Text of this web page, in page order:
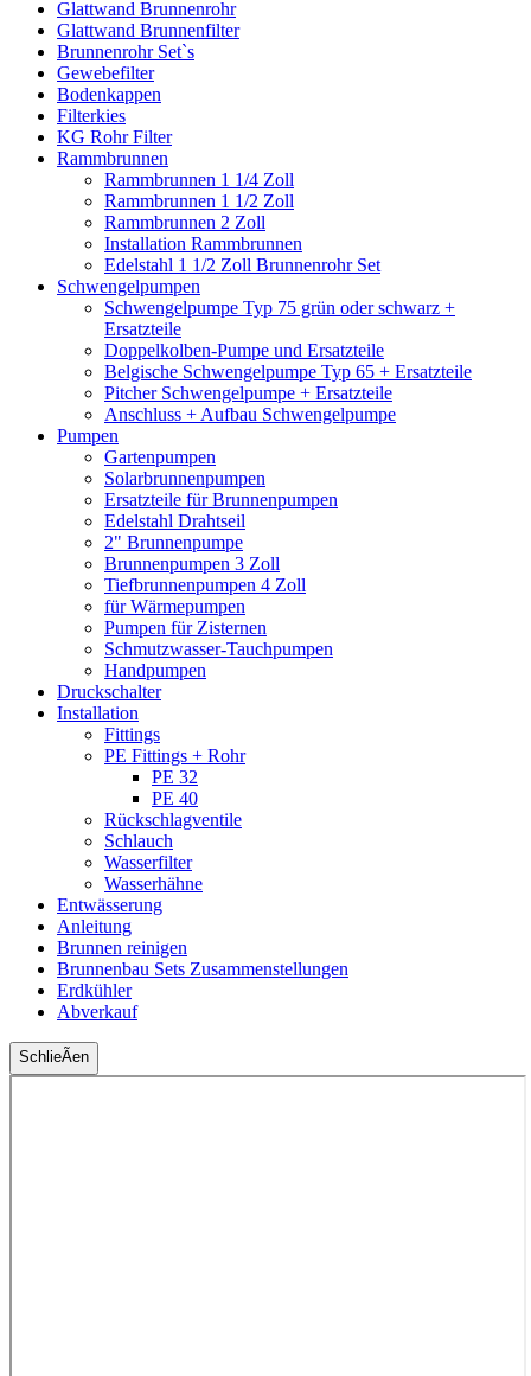
Glattwand Brunnenrohr
Glattwand Brunnenfilter
Brunnenrohr Set`s
Gewebefilter
Bodenkappen
Filterkies
KG Rohr Filter
Rammbrunnen
Rammbrunnen 1 1/4 Zoll
Rammbrunnen 1 1/2 Zoll
Rammbrunnen 2 Zoll
Installation Rammbrunnen
Edelstahl 1 1/2 Zoll Brunnenrohr Set
Schwengelpumpen
Schwengelpumpe Typ 75 grün oder schwarz +
Ersatzteile
Doppelkolben-Pumpe und Ersatzteile
Belgische Schwengelpumpe Typ 65 + Ersatzteile
Pitcher Schwengelpumpe + Ersatzteile
Anschluss + Aufbau Schwengelpumpe
Pumpen
Gartenpumpen
Solarbrunnenpumpen
Ersatzteile für Brunnenpumpen
Edelstahl Drahtseil
2" Brunnenpumpe
Brunnenpumpen 3 Zoll
Tiefbrunnenpumpen 4 Zoll
für Wärmepumpen
Pumpen für Zisternen
Schmutzwasser-Tauchpumpen
Handpumpen
Druckschalter
Installation
Fittings
PE Fittings + Rohr
PE 32
PE 40
Rückschlagventile
Schlauch
Wasserfilter
Wasserhähne
Entwässerung
Anleitung
Brunnen reinigen
Brunnenbau Sets Zusammenstellungen
Erdkühler
Abverkauf
SchlieÃen